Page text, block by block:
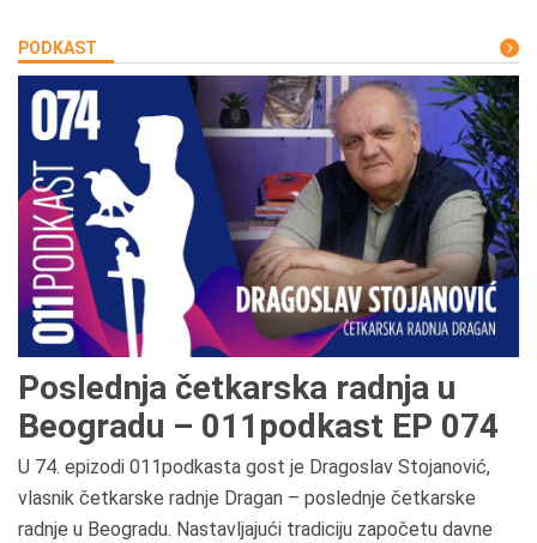
PODKAST
Poslednja četkarska radnja u
Beogradu – 011podkast EP 074
U 74. epizodi 011podkasta gost je Dragoslav Stojanović,
vlasnik četkarske radnje Dragan – poslednje četkarske
radnje u Beogradu. Nastavljajući tradiciju započetu davne